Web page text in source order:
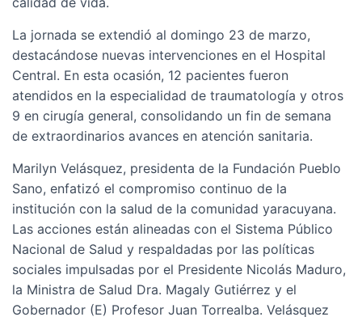
La jornada se extendió al domingo 23 de marzo,
destacándose nuevas intervenciones en el Hospital
Central. En esta ocasión, 12 pacientes fueron
atendidos en la especialidad de traumatología y otros
9 en cirugía general, consolidando un fin de semana
de extraordinarios avances en atención sanitaria.
Marilyn Velásquez, presidenta de la Fundación Pueblo
Sano, enfatizó el compromiso continuo de la
institución con la salud de la comunidad yaracuyana.
Las acciones están alineadas con el Sistema Público
Nacional de Salud y respaldadas por las políticas
sociales impulsadas por el Presidente Nicolás Maduro,
la Ministra de Salud Dra. Magaly Gutiérrez y el
Gobernador (E) Profesor Juan Torrealba. Velásquez